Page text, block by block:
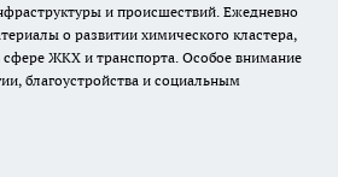
и происшествий. Ежедневно
о развитии химического кластера,
сфере ЖКХ и транспорта. Особое внимание
благоустройства и социальным